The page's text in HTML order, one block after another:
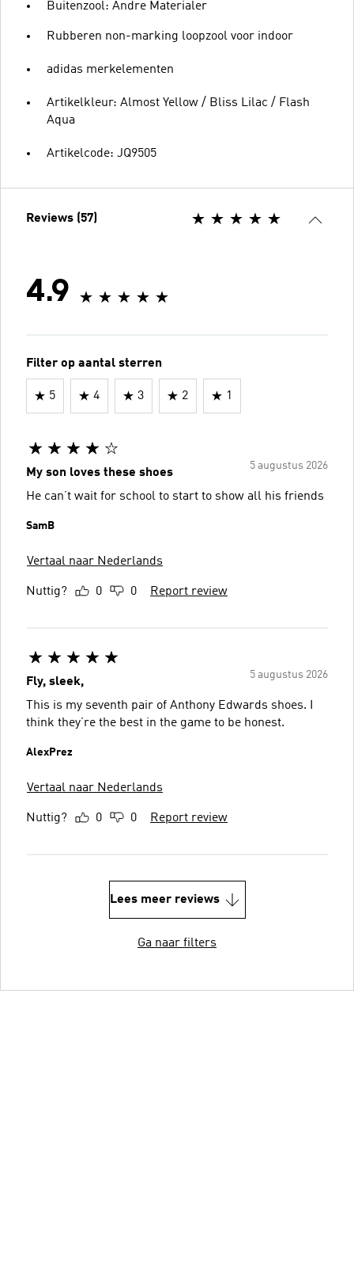
Buitenzool: Andre Materialer
Rubberen non-marking loopzool voor indoor
adidas merkelementen
Artikelkleur: Almost Yellow / Bliss Lilac / Flash
Aqua
Artikelcode: JQ9505
Reviews (57)
4.9
Filter op aantal sterren
5 4 3 2 1
5 augustus 2026
My son loves these shoes
He can’t wait for school to start to show all his friends
SamB
Vertaal naar Nederlands
Nuttig? 0 0 Report review
5 augustus 2026
Fly, sleek,
This is my seventh pair of Anthony Edwards shoes. I
think they’re the best in the game to be honest.
AlexPrez
Vertaal naar Nederlands
Nuttig? 0 0 Report review
Lees meer reviews
Ga naar filters